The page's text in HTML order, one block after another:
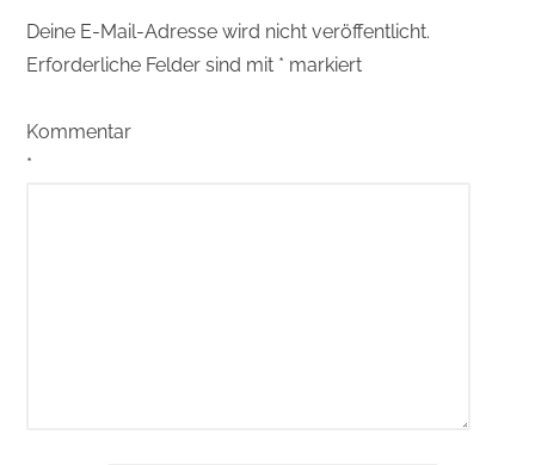
Deine E-Mail-Adresse wird nicht veröffentlicht.
Erforderliche Felder sind mit * markiert
Kommentar
*